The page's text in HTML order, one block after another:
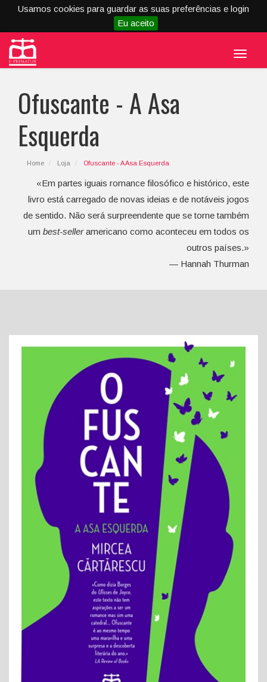
Usamos cookies para guardar as suas preferências e login
Eu aceito
Menu
Ofuscante - A Asa
Esquerda
Home Loja Ofuscante - A Asa Esquerda
«Em partes iguais romance filosófico e histórico, este
livro está carregado de novas ideias e de notáveis jogos
de sentido. Não será surpreendente que se torne também
um best-selleramericano como aconteceu em todos os
outros países.»
— Hannah Thurman